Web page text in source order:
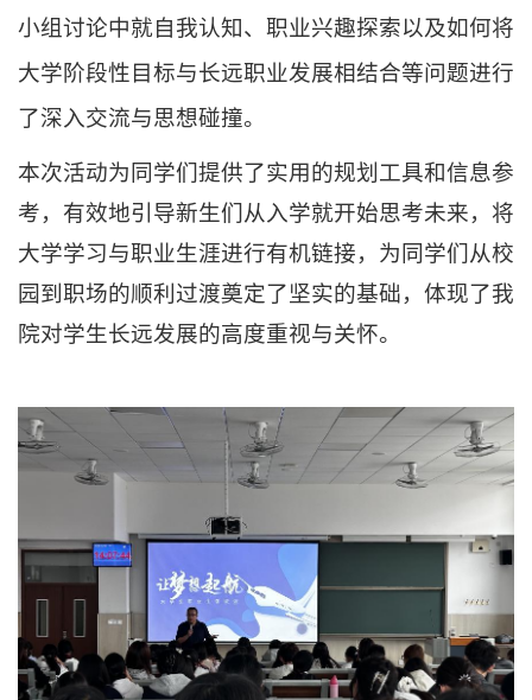
小组讨论中就自我认知、职业兴趣探索以及如何将
大学阶段性目标与长远职业发展相结合等问题进行
了深入交流与思想碰撞。
本次活动为同学们提供了实用的规划工具和信息参
考，有效地引导新生们从入学就开始思考未来，将
大学学习与职业生涯进行有机链接，为同学们从校
园到职场的顺利过渡奠定了坚实的基础，体现了我
院对学生长远发展的高度重视与关怀。